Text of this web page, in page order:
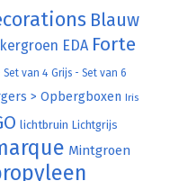
Blauw
EDA Forte
Set van 4 Grijs - Set van 6
> Opbergboxen Iris
lichtbruin Lichtgrijs
Mintgroen